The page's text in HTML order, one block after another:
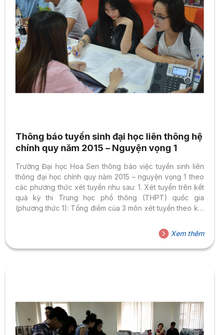
Thông báo tuyển sinh đại học liên thông hệ
chính quy năm 2015 – Nguyện vọng 1
Trường Đại học Hoa Sen thông báo việc tuyển sinh liên
thông đại học chính quy năm 2015 – nguyện vọng 1 theo
các phương thức xét tuyển nhu sau: 1. Xét tuyển trên kết
quả kỳ thi Trung học phổ thông (THPT) quốc gia
(phương thức 1): Tổng điểm của 3 môn xét tuyển theo kết
chất lượng đầu vào theo quy định của Bộ GD&ĐT. 2. Xét
tuyển kết hợp giữa kết quả Kỳ thi THPT Quốc gia và xét
tuyển năng khiếu (phương thức...
Xem thêm